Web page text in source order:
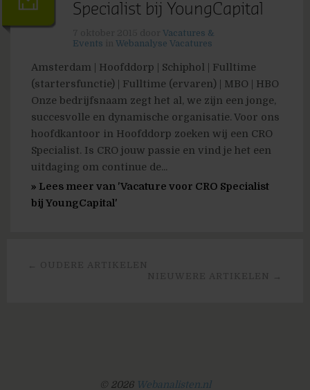
Specialist bij YoungCapital
Vacatures &
Events
Webanalyse Vacatures
Amsterdam | Hoofddorp | Schiphol | Fulltime
(startersfunctie) | Fulltime (ervaren) | MBO | HBO
Onze bedrijfsnaam zegt het al, we zijn een jonge,
succesvolle en dynamische organisatie. Voor ons
hoofdkantoor in Hoofddorp zoeken wij een CRO
Specialist. Is CRO jouw passie en vind je het een
uitdaging om continue de...
» Lees meer van 'Vacature voor CRO Specialist
bij YoungCapital'
← OUDERE ARTIKELEN
NIEUWERE ARTIKELEN →
© 2026 Webanalisten.nl